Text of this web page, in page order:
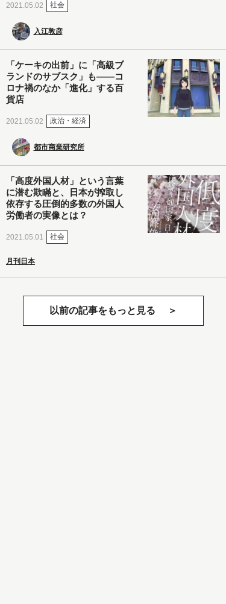
2021.05.02 社会
入江敦彦
「ケーキの出前」に「高級ブ
ランドのサブスク」も――コ
ロナ禍のなか「進化」する百
貨店
2021.05.02 政治・経済
都市商業研究所
「高度外国人材」という言葉
に潜む欺瞞と、日本が搾取し
依存する圧倒的多数の外国人
労働者の実像とは？
2021.05.01 社会
月刊日本
以前の記事をもっと見る